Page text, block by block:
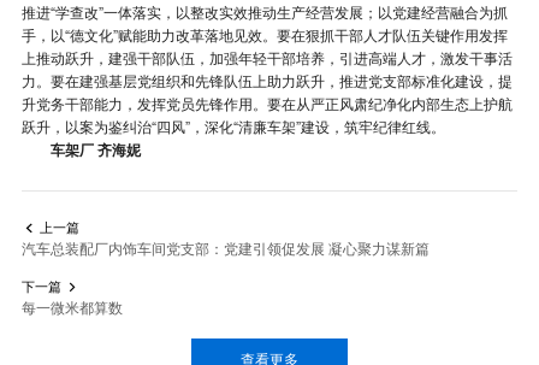
推进“学查改”一体落实，以整改实效推动生产经营发展；以党建经营融合为抓
手，以“德文化”赋能助力改革落地见效。要在狠抓干部人才队伍关键作用发挥
上推动跃升，建强干部队伍，加强年轻干部培养，引进高端人才，激发干事活
力。要在建强基层党组织和先锋队伍上助力跃升，推进党支部标准化建设，提
升党务干部能力，发挥党员先锋作用。要在从严正风肃纪净化内部生态上护航
跃升，以案为鉴纠治“四风”，深化“清廉车架”建设，筑牢纪律红线。
车架厂 齐海妮
 上一篇
汽车总装配厂内饰车间党支部：党建引领促发展 凝心聚力谋新篇
下一篇 
每一微米都算数
查看更多